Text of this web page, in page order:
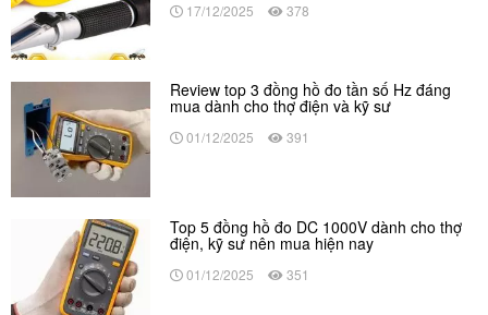
17/12/2025 378
Review top 3 đồng hồ đo tần số Hz đáng
mua dành cho thợ điện và kỹ sư
01/12/2025 391
Top 5 đồng hồ đo DC 1000V dành cho thợ
điện, kỹ sư nên mua hiện nay
01/12/2025 351